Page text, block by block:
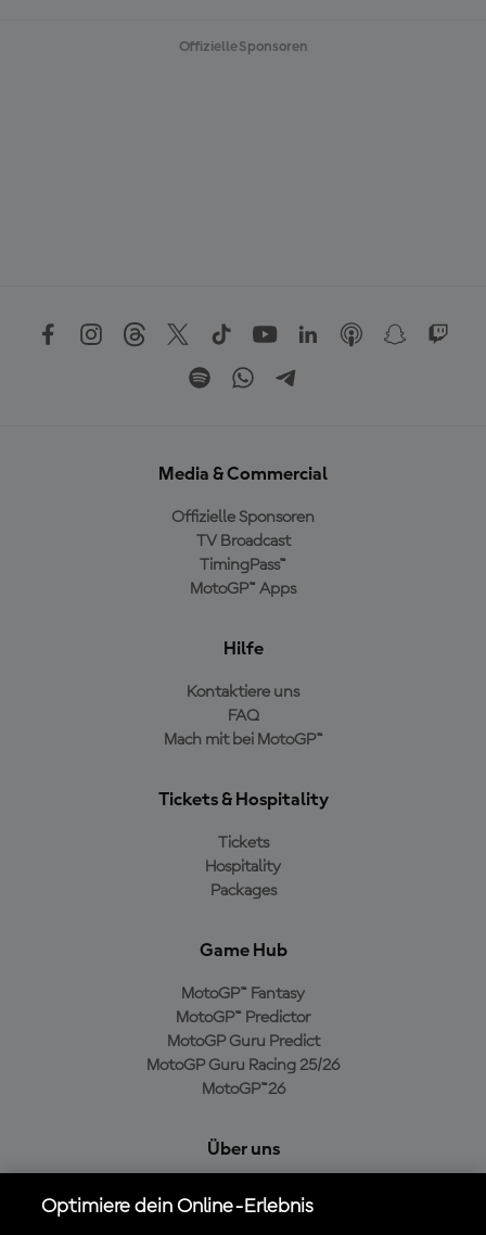
Offizielle Sponsoren
Media & Commercial
Offizielle Sponsoren
TV Broadcast
TimingPass™
MotoGP™ Apps
Hilfe
Kontaktiere uns
FAQ
Mach mit bei MotoGP™
Tickets & Hospitality
Tickets
Hospitality
Packages
Game Hub
MotoGP™ Fantasy
MotoGP™ Predictor
MotoGP Guru Predict
MotoGP Guru Racing 25/26
MotoGP™26
Über uns
Cookie-Richtlinien
Optimiere dein Online-Erlebnis